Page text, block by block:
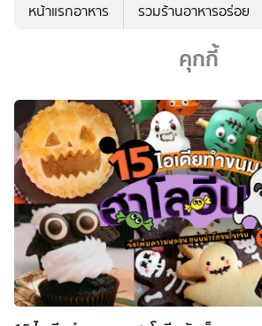
หน้าแรกอาหาร รวมร้านอาหารอร่อย
คุกกี้